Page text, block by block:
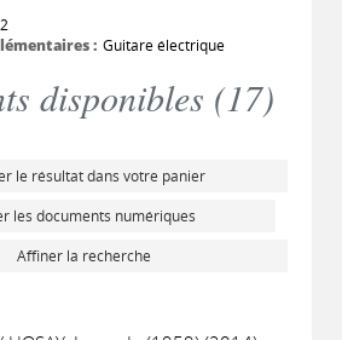
: Guitare électrique
disponibles (17)
le résultat dans votre panier
les documents numériques
Affiner la recherche